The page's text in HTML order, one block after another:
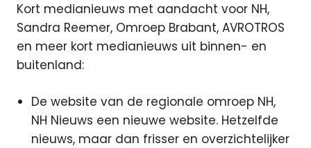
Kort medianieuws met aandacht voor NH,
Sandra Reemer, Omroep Brabant, AVROTROS
en meer kort medianieuws uit binnen- en
buitenland:
De website van de regionale omroep NH,
NH Nieuws een nieuwe website. Hetzelfde
nieuws, maar dan frisser en overzichtelijker